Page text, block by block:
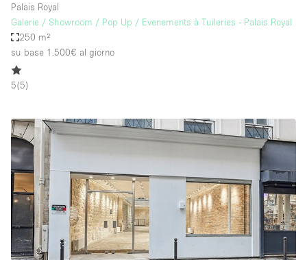
Palais Royal
Galerie / Showroom / Pop Up / Evenements à Tuileries - Palais Royal
250 m²
su base 1.500€ al giorno
5(5)